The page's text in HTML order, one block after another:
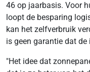
46 op jaarbasis. Voor
loopt de besparing
kan het zelfverbruik
is geen garantie dat
"Het idee dat